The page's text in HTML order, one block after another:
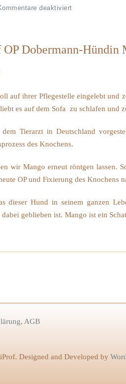
deaktiviert
Hündin
OP Dobermann-Hündin
auf ihrer Pflegestelle eingelebt und
es auf dem Sofa zu schlafen und
Tierarzt in Deutschland
des Knochens.
wir Mango erneut röntgen lassen.
OP und Fixierung des Knochens
dieser Hund in seinem ganzen
geblieben ist. Mango ist ein
, AGB
Designed and Developed by